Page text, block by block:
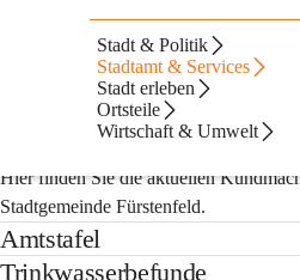
Stadt & Politik
Stadtamt & Services
Stadt erleben
Ortsteile
Wirtschaft & Umwelt
Stadtgemeinde
Hier finden Sie die aktuellen
Stadtgemeinde Fürstenfeld.
Amtstafel
Trinkwasserbefunde